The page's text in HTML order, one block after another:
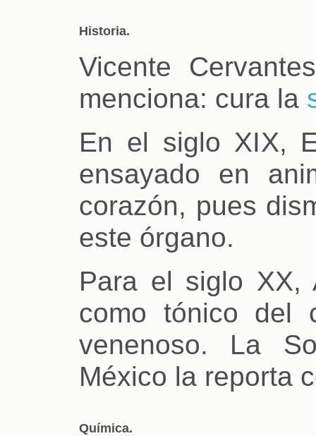
Historia.
Vicente
menciona: cura la
En el siglo XIX,
ensayado en
corazón, pues
este órgano.
Para el siglo XX,
como tónico del
venenoso. La
México la reporta
Química.